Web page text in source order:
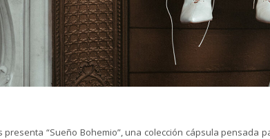
presenta “Sueño Bohemio”, una colección cápsula